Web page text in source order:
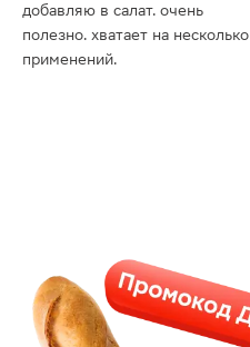
добавляю в салат. очень
полезно. хватает на несколько
применений.